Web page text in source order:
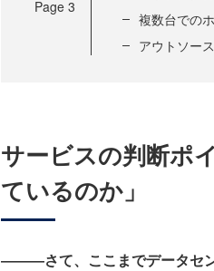
Page 3
複数台での
アウトソー
サービスの判断ポ
ているのか」
―――さて、ここまでデータセン